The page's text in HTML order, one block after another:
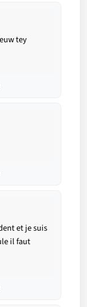
tey
et je suis
il faut